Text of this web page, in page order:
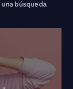
búsqueda